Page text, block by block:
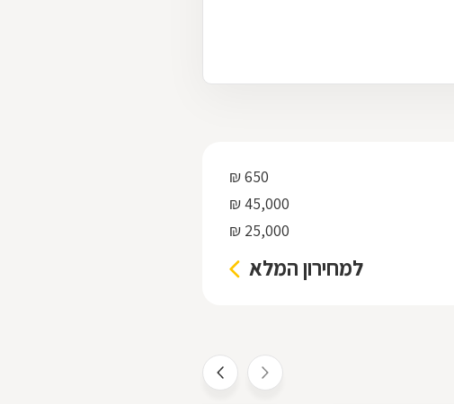
650 ₪
45,000 ₪
25,000 ₪
למחירון המלא